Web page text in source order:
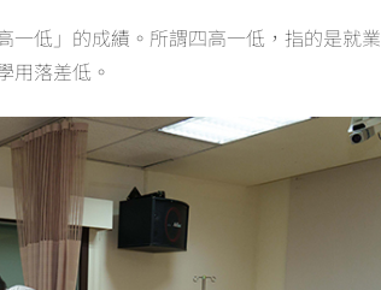
一低」的成績。所謂四高一低，指的是就業
用落差低。